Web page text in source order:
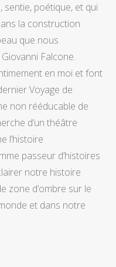
sentie, poétique, et qui
la construction
que nous
Falcone.
en moi et font
Voyage de
non rééducable de
d’un théâtre
l’histoire
passeur d’histoires
notre histoire
zone d’ombre sur le
et dans notre